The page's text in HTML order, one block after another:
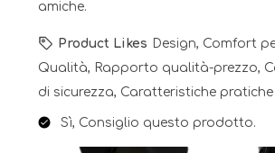
amiche.
Product Likes Design, Comfort
Qualità, Rapporto qualità-prezzo,
di sicurezza, Caratteristiche pratiche
Sì, Consiglio questo prodotto.